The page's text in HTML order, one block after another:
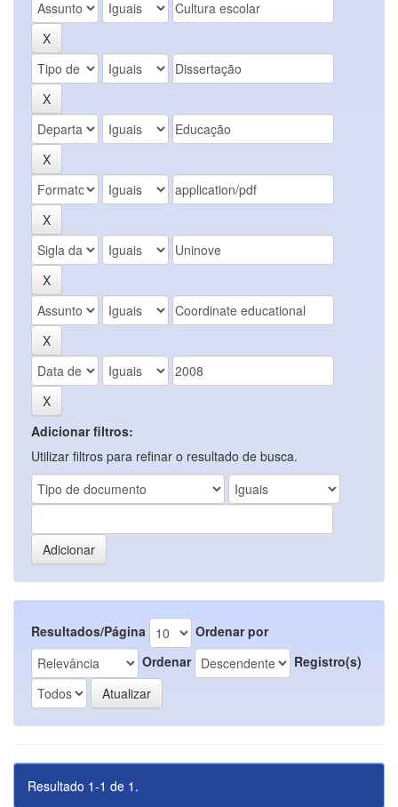
Adicionar filtros:
Utilizar filtros para refinar o resultado de busca.
Resultados/Página
Ordenar por
Ordenar
Registro(s)
Resultado 1-1 de 1.